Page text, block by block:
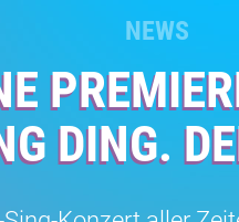
NEWS
DING.